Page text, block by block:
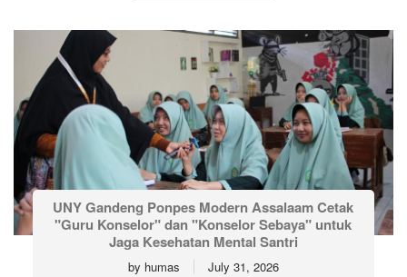
UNY Gandeng Ponpes Modern Assalaam Cetak
"Guru Konselor" dan "Konselor Sebaya" untuk
Jaga Kesehatan Mental Santri
by humas July 31, 2026